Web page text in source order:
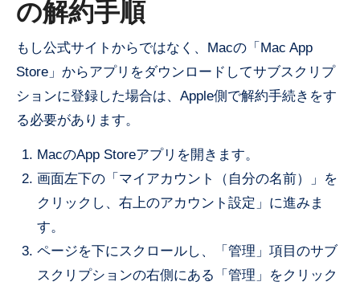
の解約手順
もし公式サイトからではなく、Macの「Mac App
Store」からアプリをダウンロードしてサブスクリプ
ションに登録した場合は、Apple側で解約手続きをす
る必要があります。
MacのApp Storeアプリを開きます。
画面左下の「マイアカウント（自分の名前）」を
クリックし、右上のアカウント設定」に進みま
す。
ページを下にスクロールし、「管理」項目のサブ
スクリプションの右側にある「管理」をクリック